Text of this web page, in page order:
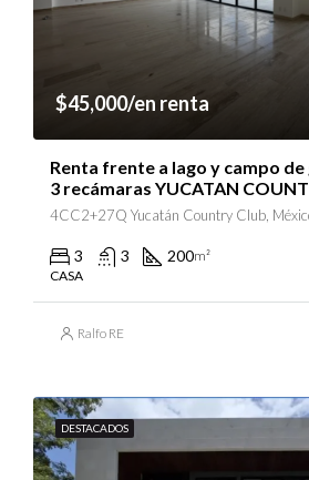
$45,000/en renta
Renta frente a lago y campo
3 recámaras YUCATAN
4CC2+27Q Yucatán Country Club,
3 3 200m²
CASA
Ralfo RE
DESTACADOS